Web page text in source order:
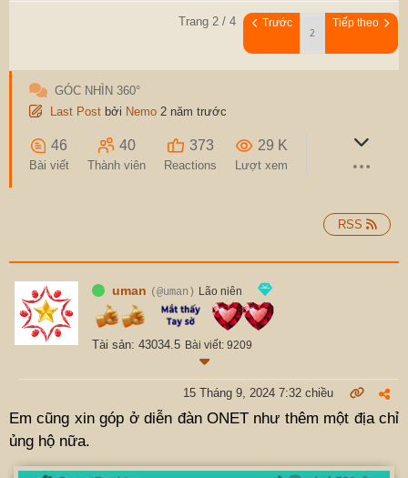
Trang 2 / 4 Trước Tiếp theo
GÓC NHÌN 360°
Last Post bởi Nemo 2 năm trước
46
Bài viết
40
Thành viên
373
Reactions
29 K
Lượt xem
RSS
uman (@uman) Lão niên
Tài sản: 43034.5 Bài viết: 9209
15 Tháng 9, 2024 7:32 chiều
Em cũng xin góp ở diễn đàn ONET như thêm một địa chỉ
ủng hộ nữa.